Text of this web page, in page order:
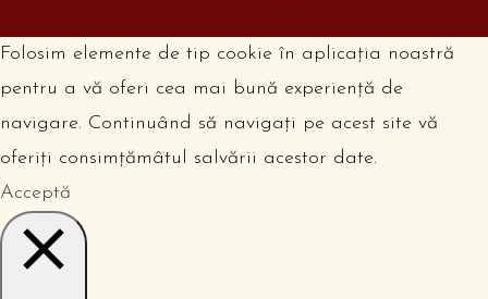
Folosim elemente de tip cookie în aplicația noastră
pentru a vă oferi cea mai bună experiență de
navigare. Continuând să navigați pe acest site vă
oferiți consimțămâtul salvării acestor date.
Acceptă